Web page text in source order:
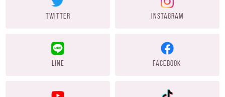
TWITTER INSTAGRAM
LINE FACEBOOK